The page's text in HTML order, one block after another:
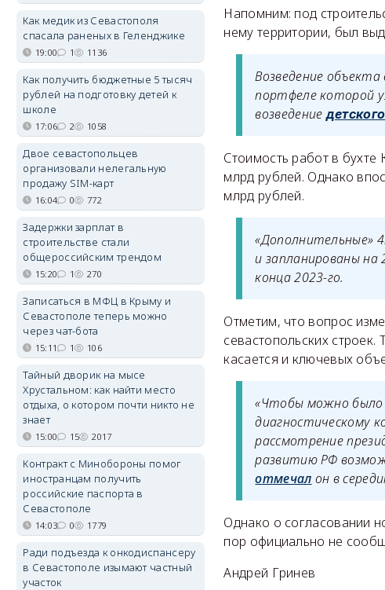
Напомним: под
нему территории, был
Возведение объекта
портфеле которой
возведение
Стоимость работ в бухте
млрд рублей. Однако
млрд рублей.
«Дополнительные»
и запланированы
конца 2023-го.
Отметим, что вопрос
севастопольских
касается и ключевых
«Чтобы можно было
диагностическому
рассмотрение
развитию РФ
отмечал он в
Однако о согласовании
пор официально не
Андрей Гринев
Как медик из Севастополя
спасала раненых в Геленджике
19:00 1 1136
Как получить бюджетные 5 тысяч
рублей на подготовку детей к
школе
17:06 2 1058
Двое севастопольцев
организовали нелегальную
продажу SIM-карт
16:04 0 772
Задержки зарплат в
строительстве стали
общероссийским трендом
15:20 1 270
Записаться в МФЦ в Крыму и
Севастополе теперь можно
через чат-бота
15:11 1 106
Тайный дворик на мысе
Хрустальном: как найти место
отдыха, о котором почти никто не
знает
15:00 15 2017
Контракт с Минобороны помог
иностранцам получить
российские паспорта в
Севастополе
14:03 0 1779
Ради подъезда к онкодиспансеру
в Севастополе изымают частный
участок